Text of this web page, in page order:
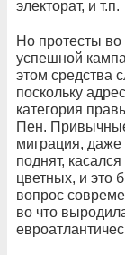
электорат, и т.п.
Но протесты
успешной
этом средства
поскольку
категория
Пен.
миграция,
поднят,
цветных, и это
вопрос
во что